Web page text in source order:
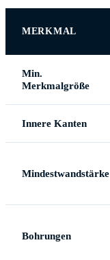
MERKMAL
Min.
Merkmalgröße
Innere Kanten
Mindestwandstärke
Bohrungen